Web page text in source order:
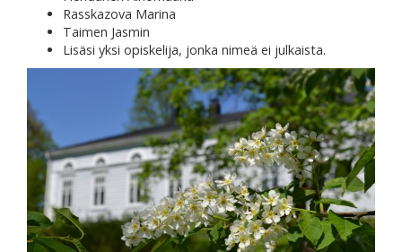
Rasskazova Marina
Taimen Jasmin
Lisäsi yksi opiskelija, jonka nimeä ei julkaista.